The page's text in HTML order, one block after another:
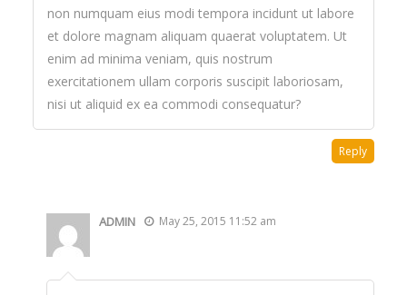
non numquam eius modi tempora incidunt ut labore
et dolore magnam aliquam quaerat voluptatem. Ut
enim ad minima veniam, quis nostrum
exercitationem ullam corporis suscipit laboriosam,
nisi ut aliquid ex ea commodi consequatur?
Reply
ADMIN May 25, 2015 11:52 am